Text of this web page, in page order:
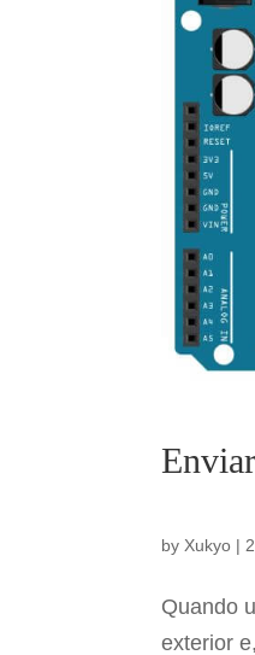
byXukyo |
Quando
exterior